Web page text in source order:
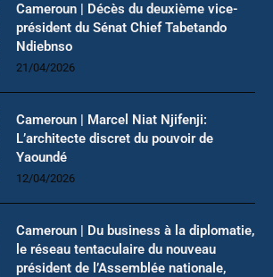
Cameroun | Décès du deuxième vice-
président du Sénat Chief Tabetando
Ndiebnso
21/04/2026
Cameroun | Marcel Niat Njifenji:
L’architecte discret du pouvoir de
Yaoundé
12/04/2026
Cameroun | Du business à la diplomatie,
le réseau tentaculaire du nouveau
président de l’Assemblée nationale,